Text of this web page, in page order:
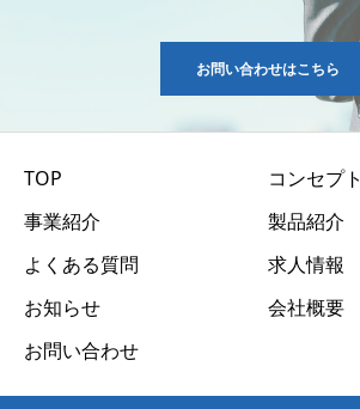
お問い合わせはこちら
TOP
コンセプト
事業紹介
製品紹介
よくある質問
求人情報
お知らせ
会社概要
お問い合わせ